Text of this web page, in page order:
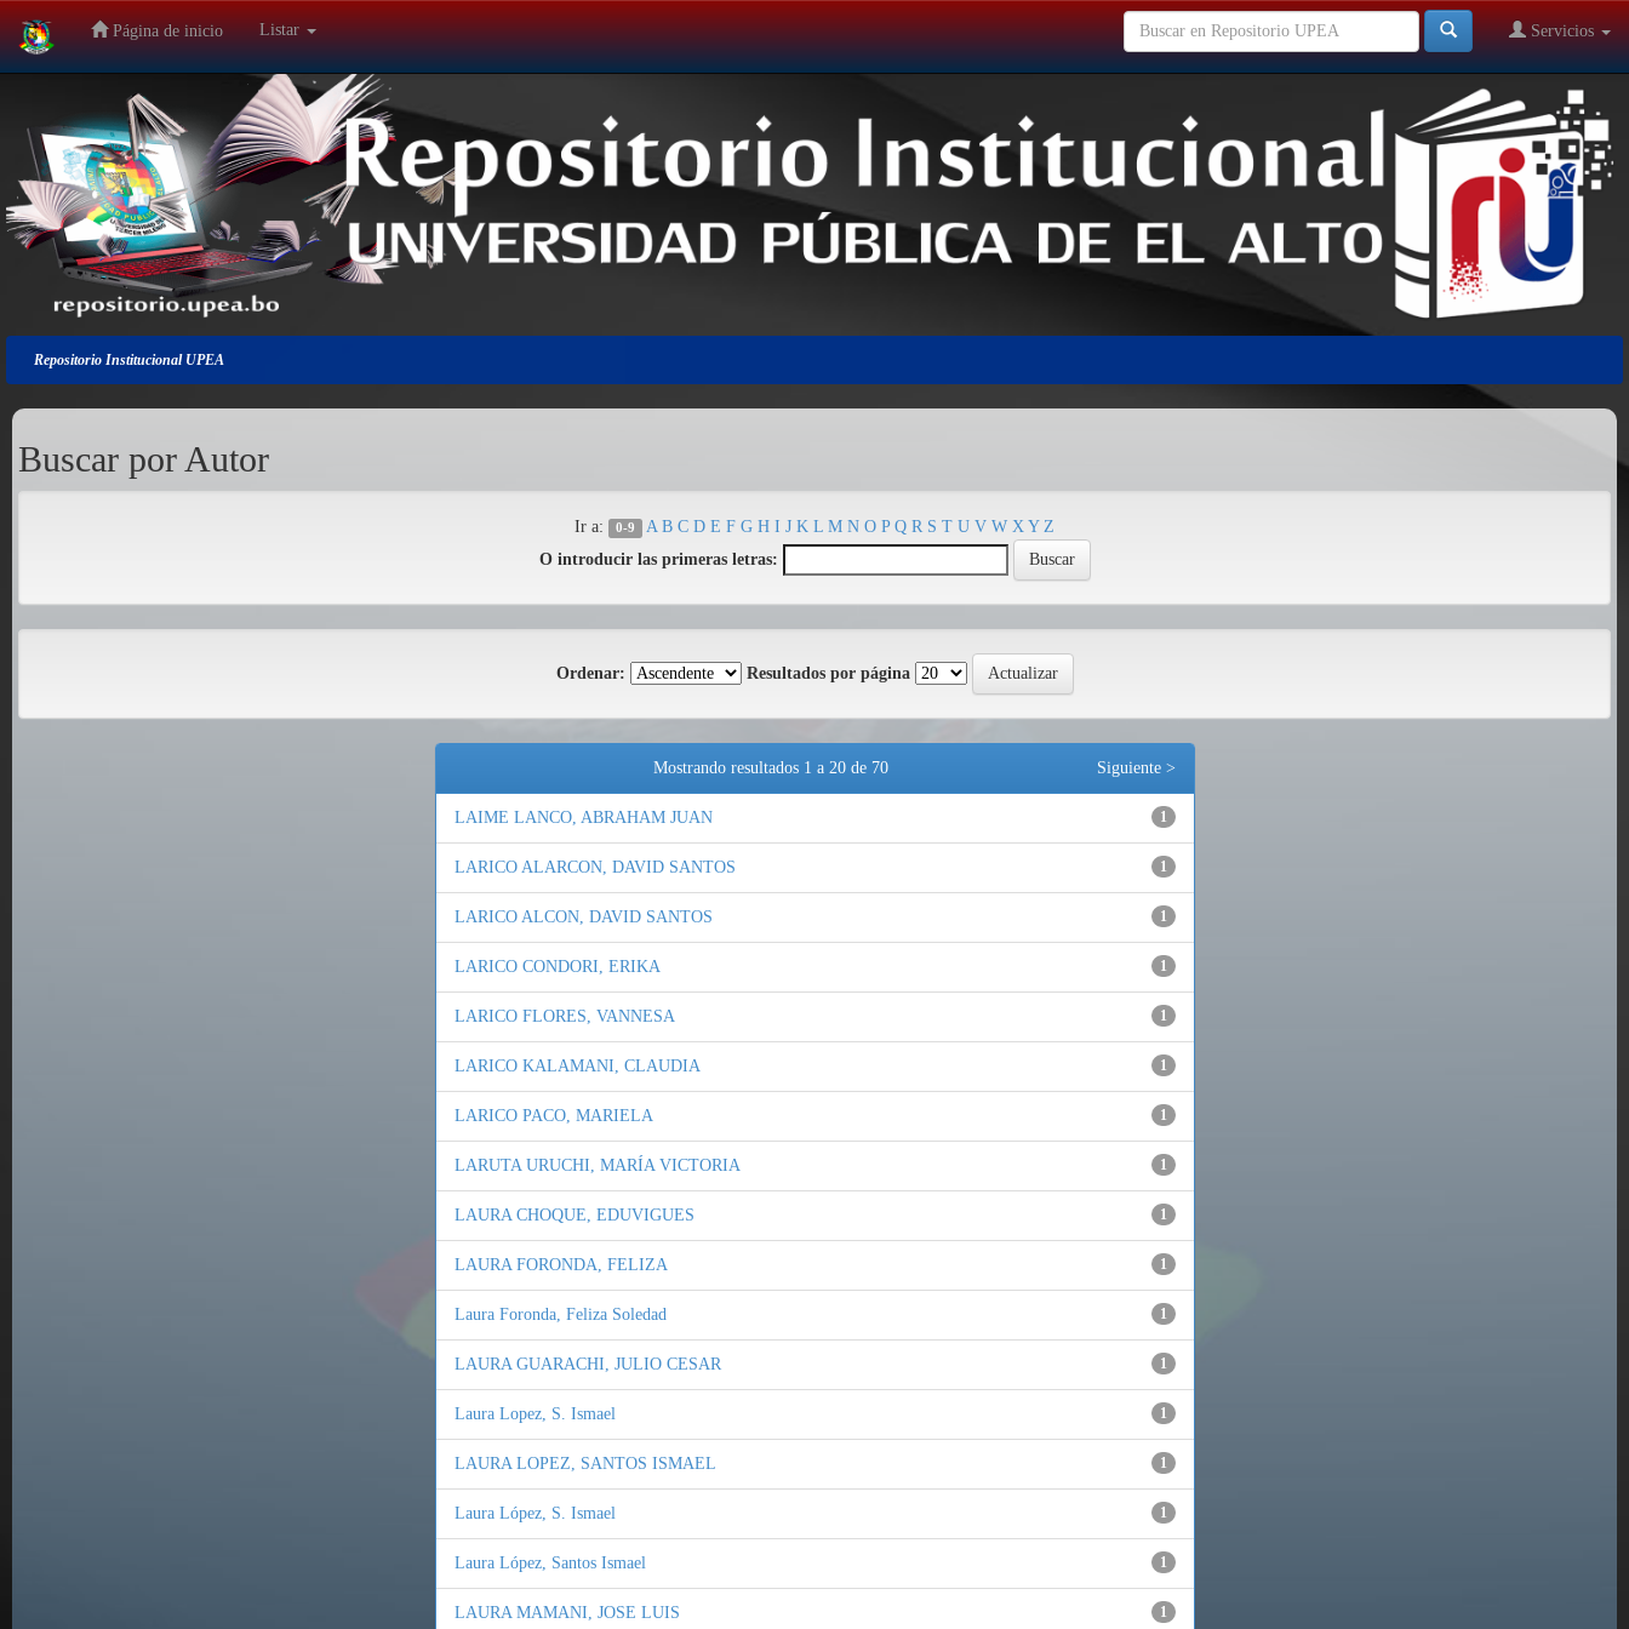
Salir
navegación
Página de inicio Listar Servicios
Repositorio Institucional UPEA
Buscar por Autor
Ir a: 0-9 A B C D E F G H I J K L M N O P Q R S T U V W X Y Z
O introducir las primeras letras:
Ordenar: Resultados por página
Mostrando resultados 1 a 20 de 70 Siguiente >
LAIME LANCO, ABRAHAM JUAN 1
LARICO ALARCON, DAVID SANTOS 1
LARICO ALCON, DAVID SANTOS 1
LARICO CONDORI, ERIKA 1
LARICO FLORES, VANNESA 1
LARICO KALAMANI, CLAUDIA 1
LARICO PACO, MARIELA 1
LARUTA URUCHI, MARÍA VICTORIA 1
LAURA CHOQUE, EDUVIGUES 1
LAURA FORONDA, FELIZA 1
Laura Foronda, Feliza Soledad 1
LAURA GUARACHI, JULIO CESAR 1
Laura Lopez, S. Ismael 1
LAURA LOPEZ, SANTOS ISMAEL 1
Laura López, S. Ismael 1
Laura López, Santos Ismael 1
LAURA MAMANI, JOSE LUIS 1